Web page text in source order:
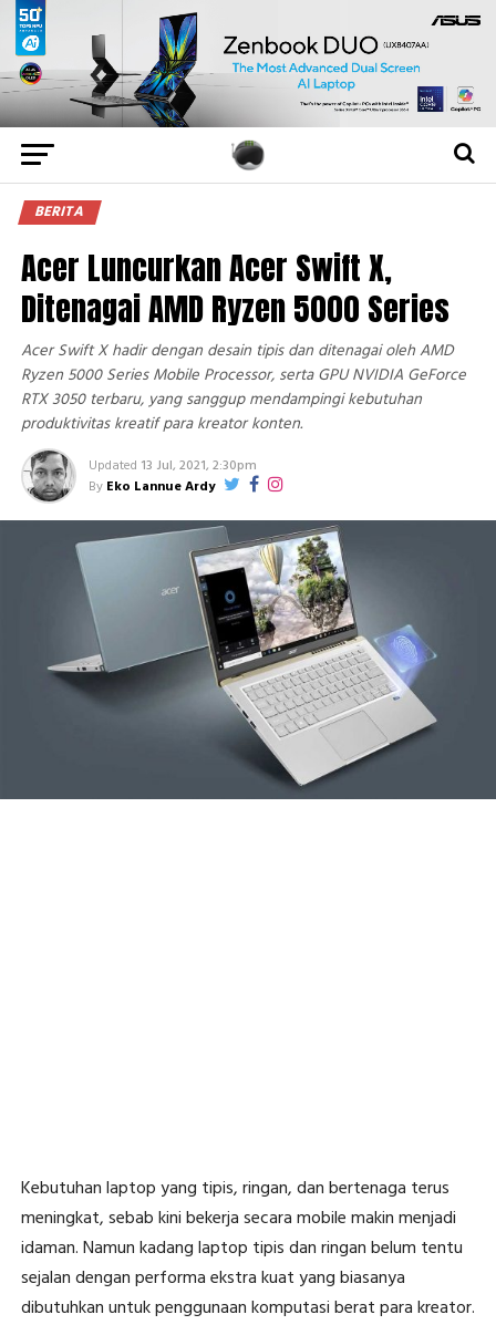
BERITA
Acer Luncurkan Acer Swift X,
Ditenagai AMD Ryzen 5000 Series
Acer Swift X hadir dengan desain tipis dan ditenagai oleh AMD
Ryzen 5000 Series Mobile Processor, serta GPU NVIDIA GeForce
RTX 3050 terbaru, yang sanggup mendampingi kebutuhan
produktivitas kreatif para kreator konten.
Updated 13 Jul, 2021, 2:30pm
By Eko Lannue Ardy
Kebutuhan laptop yang tipis, ringan, dan bertenaga terus
meningkat, sebab kini bekerja secara mobile makin menjadi
idaman. Namun kadang laptop tipis dan ringan belum tentu
sejalan dengan performa ekstra kuat yang biasanya
dibutuhkan untuk penggunaan komputasi berat para kreator.